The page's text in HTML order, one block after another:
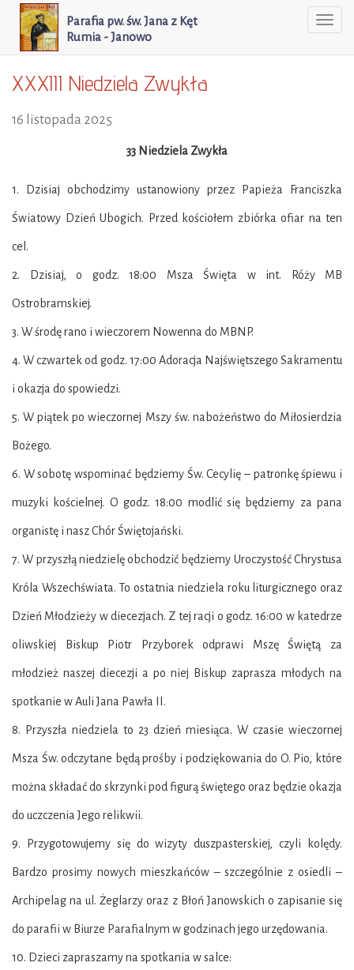
Parafia pw. św. Jana z Kęt
Rumia - Janowo
XXXIII Niedziela Zwykła
16 listopada 2025
33 Niedziela Zwykła
1. Dzisiaj obchodzimy ustanowiony przez Papieża Franciszka
Światowy Dzień Ubogich. Przed kościołem zbiórka ofiar na ten
cel.
2. Dzisiaj, o godz. 18:00 Msza Święta w int. Róży MB
Ostrobramskiej.
3. W środę rano i wieczorem Nowenna do MBNP.
4. W czwartek od godz. 17:00 Adoracja Najświętszego Sakramentu
i okazja do spowiedzi.
5. W piątek po wieczornej Mszy św. nabożeństwo do Miłosierdzia
Bożego.
6. W sobotę wspominać będziemy Św. Cecylię – patronkę śpiewu i
muzyki kościelnej. O godz. 18:00 modlić się będziemy za pana
organistę i nasz Chór Świętojański.
7. W przyszłą niedzielę obchodzić będziemy Uroczystość Chrystusa
Króla Wszechświata. To ostatnia niedziela roku liturgicznego oraz
Dzień Młodzieży w diecezjach. Z tej racji o godz. 16:00 w katedrze
oliwskiej Biskup Piotr Przyborek odprawi Mszę Świętą za
młodzież naszej diecezji a po niej Biskup zaprasza młodych na
spotkanie w Auli Jana Pawła II.
8. Przyszła niedziela to 23 dzień miesiąca. W czasie wieczornej
Msza Św. odczytane będą prośby i podziękowania do O. Pio, które
można składać do skrzynki pod figurą świętego oraz będzie okazja
do uczczenia Jego relikwii.
9. Przygotowujemy się do wizyty duszpasterskiej, czyli kolędy.
Bardzo prosimy nowych mieszkańców – szczególnie z osiedli –
Archipelag na ul. Żeglarzy oraz z Błoń Janowskich o zapisanie się
do parafii w Biurze Parafialnym w godzinach jego urzędowania.
10. Dzieci zapraszamy na spotkania w salce: